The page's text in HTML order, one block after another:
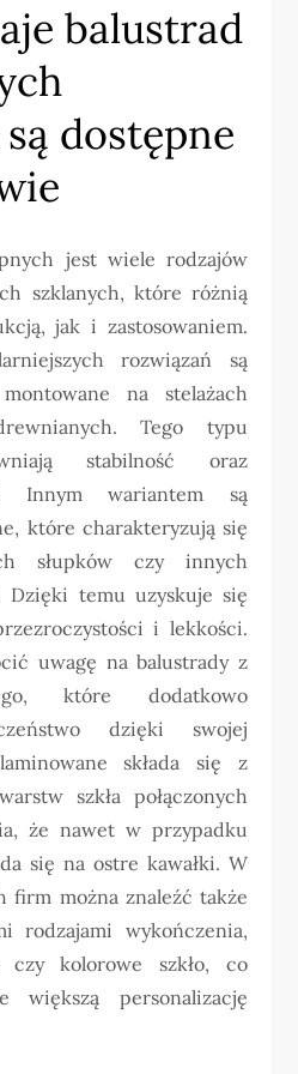
balustrad
dostępne
jest wiele rodzajów
szklanych, które różnią
jak i zastosowaniem.
rozwiązań są
na stelażach
Tego typu
stabilność oraz
Innym wariantem są
które charakteryzują się
słupków czy innych
Dzięki temu uzyskuje się
i lekkości.
uwagę na balustrady z
które dodatkowo
dzięki swojej
składa się z
szkła połączonych
że nawet w przypadku
się na ostre kawałki. W
firm można znaleźć także
rodzajami wykończenia,
kolorowe szkło, co
większą personalizację